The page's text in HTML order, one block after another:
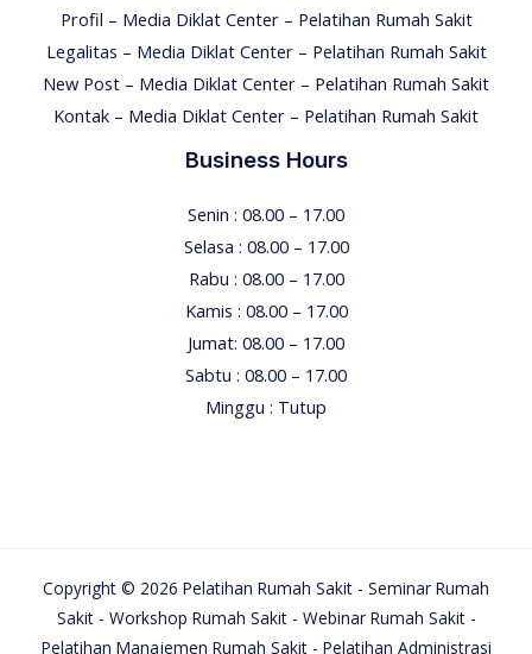
Profil – Media Diklat Center – Pelatihan Rumah Sakit
Legalitas – Media Diklat Center – Pelatihan Rumah Sakit
New Post – Media Diklat Center – Pelatihan Rumah Sakit
Kontak – Media Diklat Center – Pelatihan Rumah Sakit
Business Hours
Senin : 08.00 – 17.00
Selasa : 08.00 – 17.00
Rabu : 08.00 – 17.00
Kamis : 08.00 – 17.00
Jumat: 08.00 – 17.00
Sabtu : 08.00 – 17.00
Minggu : Tutup
Copyright © 2026 Pelatihan Rumah Sakit - Seminar Rumah
Sakit - Workshop Rumah Sakit - Webinar Rumah Sakit -
Pelatihan Manajemen Rumah Sakit - Pelatihan Administrasi